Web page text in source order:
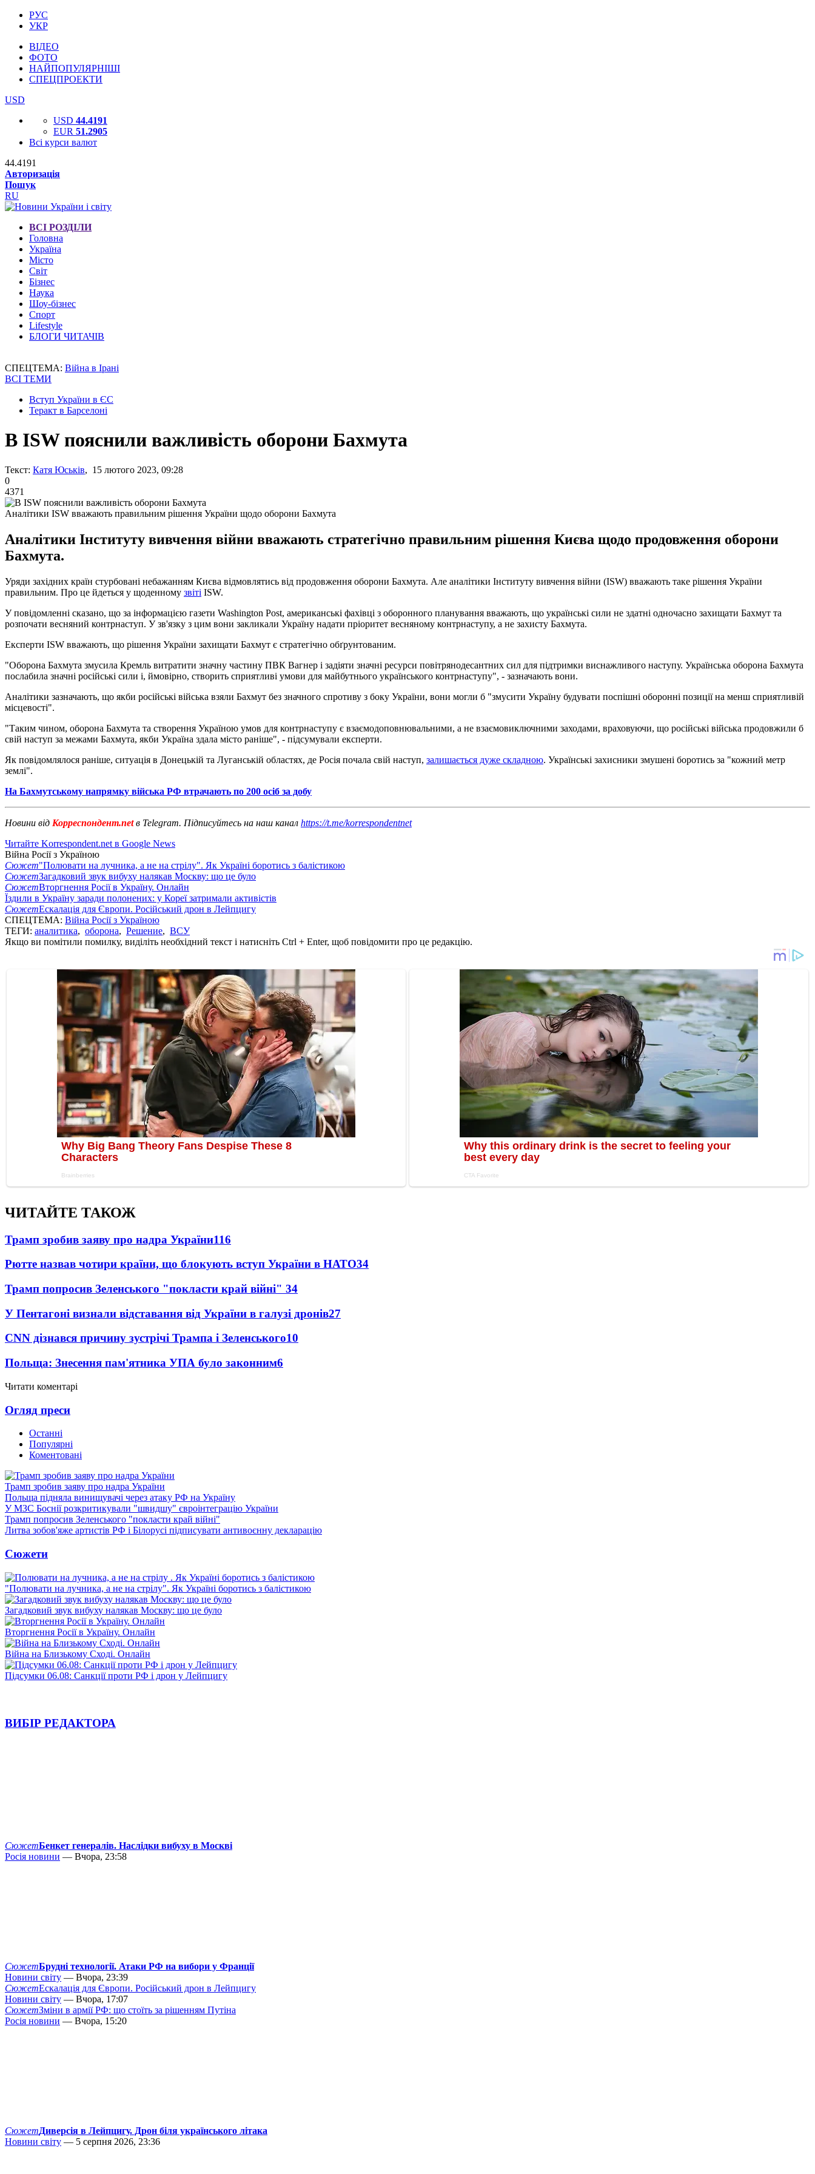
РУС
УКР
ВІДЕО
ФОТО
НАЙПОПУЛЯРНІШІ
СПЕЦПРОЕКТИ
USD
USD 44.4191
EUR 51.2905
Всі курси валют
44.4191
Авторизація
Пошук
RU
ВСІ РОЗДІЛИ
Головна
Україна
Місто
Світ
Бізнес
Наука
Шоу-бізнес
Спорт
Lifestyle
БЛОГИ ЧИТАЧІВ
СПЕЦТЕМА: Війна в Ірані
ВСІ ТЕМИ
Вступ України в ЄС
Теракт в Барселоні
В ISW пояснили важливість оборони Бахмута
Текст: Катя Юськів, 15 лютого 2023, 09:28
0
4371
Аналітики ISW вважають правильним рішення України щодо оборони Бахмута
Аналітики Інституту вивчення війни вважають стратегічно правильним рішення Києва щодо продовження оборони
Бахмута.
Уряди західних країн стурбовані небажанням Києва відмовлятись від продовження оборони Бахмута. Але аналітики Інституту вивчення війни (ISW) вважають таке рішення України
правильним. Про це йдеться у щоденному звіті ISW.
У повідомленні сказано, що за інформацією газети Washington Post, американські фахівці з оборонного планування вважають, що українські сили не здатні одночасно захищати Бахмут та
розпочати весняний контрнаступ. У зв'язку з цим вони закликали Україну надати пріоритет весняному контрнаступу, а не захисту Бахмута.
Експерти ISW вважають, що рішення України захищати Бахмут є стратегічно обґрунтованим.
"Оборона Бахмута змусила Кремль витратити значну частину ПВК Вагнер і задіяти значні ресурси повітрянодесантних сил для підтримки виснажливого наступу. Українська оборона Бахмута
послабила значні російські сили і, ймовірно, створить сприятливі умови для майбутнього українського контрнаступу", - зазначають вони.
Аналітики зазначають, що якби російські війська взяли Бахмут без значного спротиву з боку України, вони могли б "змусити Україну будувати поспішні оборонні позиції на менш сприятливій
місцевості".
"Таким чином, оборона Бахмута та створення Україною умов для контрнаступу є взаємодоповнювальними, а не взаємовиключними заходами, враховуючи, що російські війська продовжили б
свій наступ за межами Бахмута, якби Україна здала місто раніше", - підсумували експерти.
Як повідомлялося раніше, ситуація в Донецькій та Луганській областях, де Росія почала свій наступ, залишається дуже складною. Українські захисники змушені боротись за "кожний метр
землі".
На Бахмутському напрямку війська РФ втрачають по 200 осіб за добу
Новини від Корреспондент.netв Telegram. Підписуйтесь на наш канал https://t.me/korrespondentnet
Читайте Korrespondent.net в Google News
Війна Росії з Україною
Сюжет"Полювати на лучника, а не на стрілу". Як Україні боротись з балістикою
СюжетЗагадковий звук вибуху налякав Москву: що це було
СюжетВторгнення Росії в Україну. Онлайн
Їздили в Україну заради полонених: у Кореї затримали активістів
СюжетЕскалація для Європи. Російський дрон в Лейпцигу
СПЕЦТЕМА: Війна Росії з Україною
ТЕГИ: аналитика, оборона, Решение, ВСУ
Якщо ви помітили помилку, виділіть необхідний текст і натисніть Ctrl + Enter, щоб повідомити про це редакцію.
ЧИТАЙТЕ ТАКОЖ
Трамп зробив заяву про надра України116
Рютте назвав чотири країни, що блокують вступ України в НАТО34
Трамп попросив Зеленського "покласти край війні" 34
У Пентагоні визнали відставання від України в галузі дронів27
CNN дізнався причину зустрічі Трампа і Зеленського10
Польща: Знесення пам'ятника УПА було законним6
Читати коментарі
Огляд преси
Останні
Популярні
Коментовані
Трамп зробив заяву про надра України
Польща підняла винищувачі через атаку РФ на Україну
У МЗС Боснії розкритикували "швидшу" євроінтеграцію України
Трамп попросив Зеленського "покласти край війні"
Литва зобов'яже артистів РФ і Білорусі підписувати антивоєнну декларацію
Сюжети
"Полювати на лучника, а не на стрілу". Як Україні боротись з балістикою
Загадковий звук вибуху налякав Москву: що це було
Вторгнення Росії в Україну. Онлайн
Війна на Близькому Сході. Онлайн
Підсумки 06.08: Санкції проти РФ і дрон у Лейпцигу
ВИБІР РЕДАКТОРА
СюжетБенкет генералів. Наслідки вибуху в Москві
Росія новини — Вчора, 23:58
СюжетБрудні технології. Атаки РФ на вибори у Франції
Новини світу — Вчора, 23:39
СюжетЕскалація для Європи. Російський дрон в Лейпцигу
Новини світу — Вчора, 17:07
СюжетЗміни в армії РФ: що стоїть за рішенням Путіна
Росія новини — Вчора, 15:20
СюжетДиверсія в Лейпцигу. Дрон біля українського літака
Новини світу — 5 серпня 2026, 23:36